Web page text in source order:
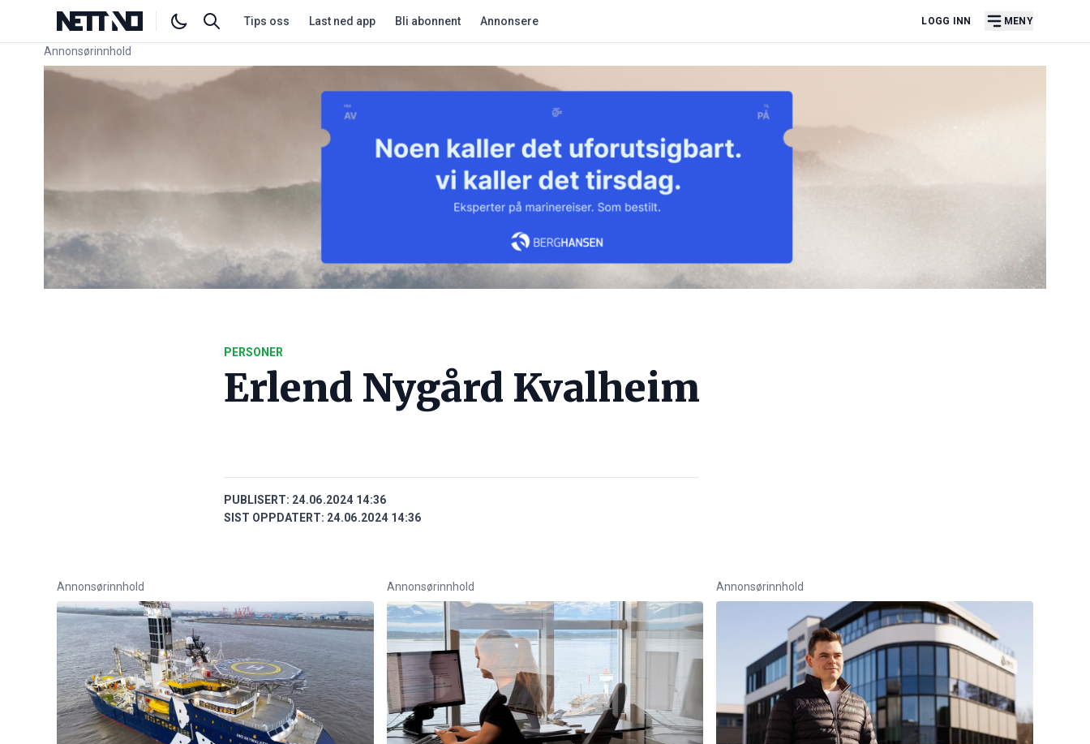
Tips oss Last ned app Bli abonnent Annonsere LOGG INN MENY
Annonsørinnhold
Link for annonse
PERSONER
Erlend Nygård Kvalheim
PUBLISERT: 24.06.2024 14:36
SIST OPPDATERT: 24.06.2024 14:36
Annonsørinnhold Annonsørinnhold Annonsørinnhold